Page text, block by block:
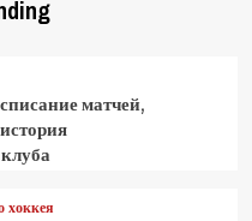
матчей,
хоккея